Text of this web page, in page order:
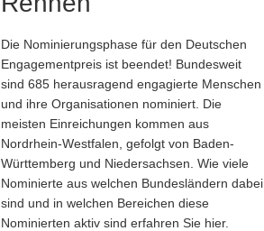
Die Nominierungsphase für den Deutschen
Engagementpreis ist beendet! Bundesweit
sind 685 herausragend engagierte Menschen
und ihre Organisationen nominiert. Die
meisten Einreichungen kommen aus
Nordrhein-Westfalen, gefolgt von Baden-
Württemberg und Niedersachsen. Wie viele
Nominierte aus welchen Bundesländern dabei
sind und in welchen Bereichen diese
Nominierten aktiv sind erfahren Sie hier.